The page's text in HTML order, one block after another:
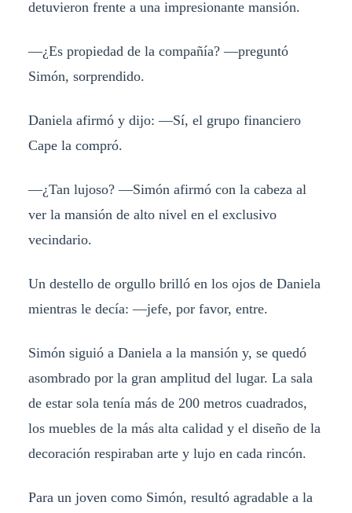
detuvieron frente a una impresionante mansión.
—¿Es propiedad de la compañía? —preguntó
Simón, sorprendido.
Daniela afirmó y dijo: —Sí, el grupo financiero
Cape la compró.
—¿Tan lujoso? —Simón afirmó con la cabeza al
ver la mansión de alto nivel en el exclusivo
vecindario.
Un destello de orgullo brilló en los ojos de Daniela
mientras le decía: —jefe, por favor, entre.
Simón siguió a Daniela a la mansión y, se quedó
asombrado por la gran amplitud del lugar. La sala
de estar sola tenía más de 200 metros cuadrados,
los muebles de la más alta calidad y el diseño de la
decoración respiraban arte y lujo en cada rincón.
Para un joven como Simón, resultó agradable a la